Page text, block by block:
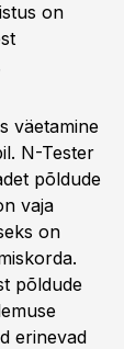
on
väetamine
N-Tester
põldude
vaja
on
põldude
erinevad